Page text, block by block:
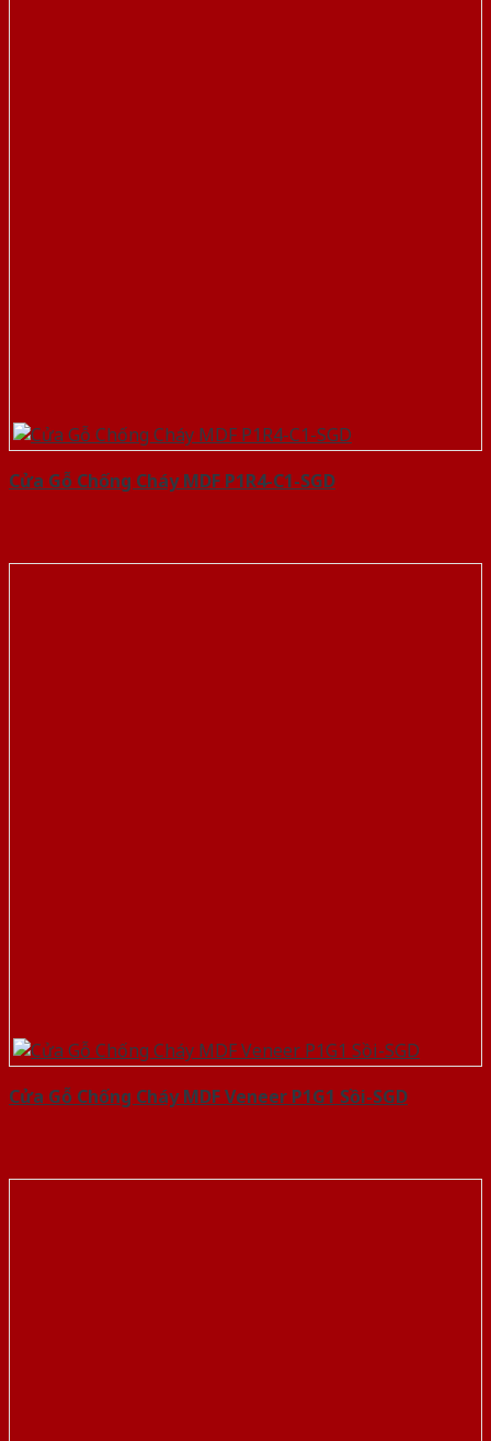
Cửa Gỗ Chống Cháy MDF P1R4-C1-SGD
Cửa Gỗ Chống Cháy MDF Veneer P1G1 Sồi-SGD